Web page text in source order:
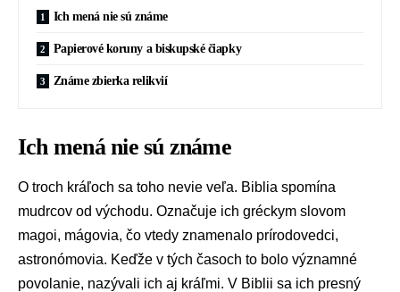
Ich mená nie sú známe
Papierové koruny a biskupské čiapky
Známe zbierka relikvií
Ich mená nie sú známe
O troch kráľoch sa toho nevie veľa. Biblia spomína
mudrcov od východu. Označuje ich gréckym slovom
magoi, mágovia, čo vtedy znamenalo prírodovedci,
astronómovia. Keďže v tých časoch to bolo významné
povolanie, nazývali ich aj kráľmi. V Biblii sa ich presný